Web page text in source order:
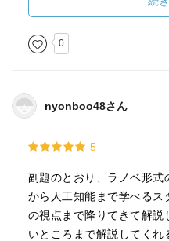
0
nyonboo48さん
5
副題のとおり、ラノベ形
から人工知能まで学べる
の視点まで降りてきて解説
いところまで解説してく